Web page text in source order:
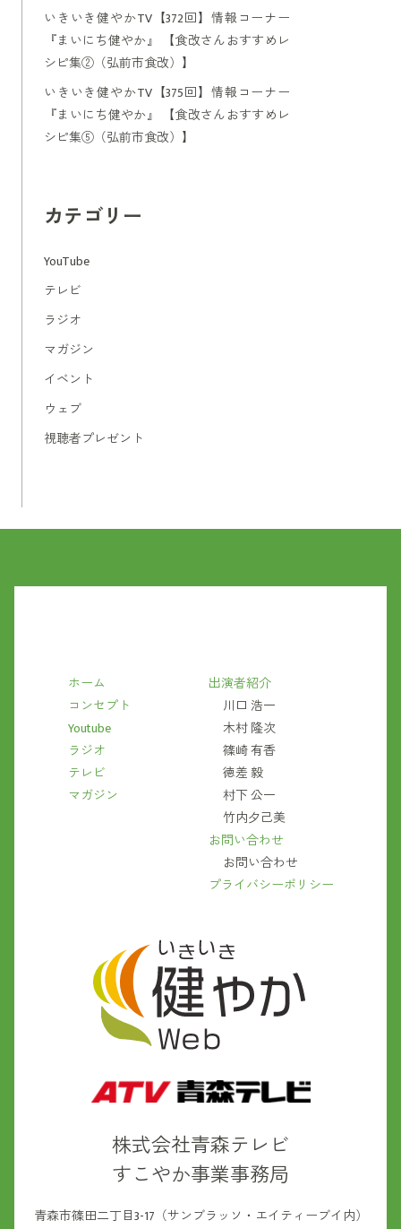
いきいき健やかTV【372回】情報コーナー
『まいにち健やか』 【食改さんおすすめレ
シピ集②（弘前市食改）】
いきいき健やかTV【375回】情報コーナー
『まいにち健やか』 【食改さんおすすめレ
シピ集⑤（弘前市食改）】
カテゴリー
YouTube
テレビ
ラジオ
マガジン
イベント
ウェブ
視聴者プレゼント
株式会社青森テレビ
すこやか事業事務局
青森市篠田二丁目3-17（サンブラッソ・エイティーブイ内）
ホーム
コンセプト
Youtube
ラジオ
テレビ
マガジン
出演者紹介
川口 浩一
木村 隆次
篠崎 有香
徳差 毅
村下 公一
竹内夕己美
お問い合わせ
お問い合わせ
プライバシーポリシー